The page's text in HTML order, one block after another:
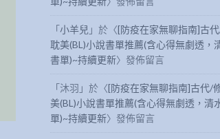
「小羊兒 」於〈[防疫在家無聊指南]古
耽美(BL)小說書單推薦(含心得無劇透，
書單)~持續更新〉發佈留言
「沐羽 」於〈[防疫在家無聊指南]古代/
美(BL)小說書單推薦(含心得無劇透，清
單)~持續更新〉發佈留言